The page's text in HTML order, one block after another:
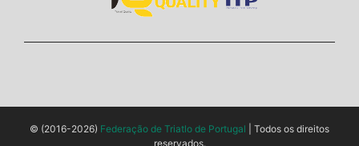
© (2016-2026) Federação de Triatlo de Portugal | Todos os direitos
reservados.